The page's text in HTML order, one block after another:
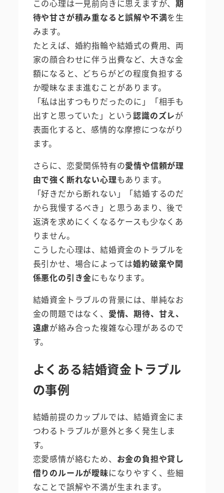
この心理は一見前向きに思えますが、期
待や甘さが積み重なると誤解や不満を生
みます。
たとえば、婚約指輪や結婚式の費用、両
家の顔合わせに伴う出費など、大きな金
額になると、どちらがどの程度負担する
か曖昧なまま進むことがあります。
「私は出すつもりだったのに」「相手も
出すと思っていた」という認識のズレが
表面化すると、感情的な摩擦につながり
ます。
さらに、恋愛関係特有の愛情や信頼が理
由で強く断れない心理もあります。
「好きだから断れない」「結婚するのだ
から我慢するべき」と思うあまり、後で
返済を求めにくくなるケースも少なくあ
りません。
こうした心理は、結婚資金のトラブルを
長引かせ、場合によっては婚約破棄や関
係悪化の引き金にもなります。
結婚資金トラブルの背景には、単純なお
金の問題ではなく、 愛情、期待、甘え、
遠慮が絡み合った複雑な心理があるので
す。
よくある結婚資金トラブル
の事例
結婚前提のカップルでは、結婚資金にま
つわるトラブルが意外と多く発生しま
す。
恋愛感情が絡むため、 お金の負担や貸し
借りのルールが曖昧になりやすく、些細
なことで誤解や不満が生まれます。